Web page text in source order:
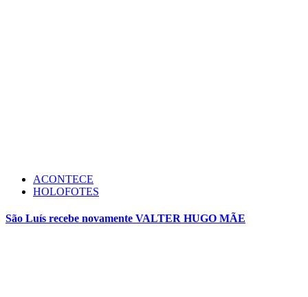
ACONTECE
HOLOFOTES
São Luís recebe novamente VALTER HUGO MÃE